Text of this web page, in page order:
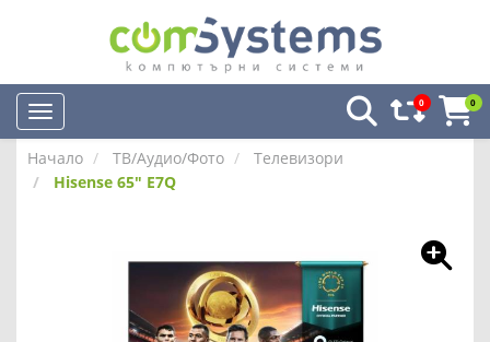
0 0
Начало ТВ/Аудио/Фото
Телевизори
Hisense 65" E7Q